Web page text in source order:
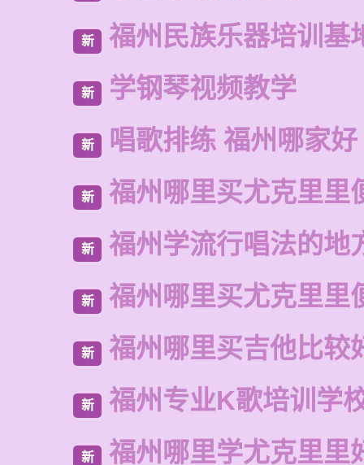
新 福州民族乐器培训基
新 学钢琴视频教学
新 唱歌排练 福州哪家好
新 福州哪里买尤克里里
新 福州学流行唱法的地
新 福州哪里买尤克里里
新 福州哪里买吉他比较
新 福州专业K歌培训学
新 福州哪里学尤克里里